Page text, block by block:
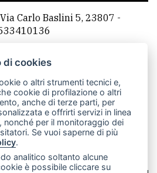
Via Carlo Baslini 5, 23807 -
CasateOnline
RSS
policy
cookie
di cookies
o altri strumenti tecnici e,
cookie di profilazione o altri
anche di terze parti, per
e offrirti servizi in linea
nonché per il monitoraggio dei
Se vuoi saperne di più
.
analitico soltanto alcune
è possibile cliccare su